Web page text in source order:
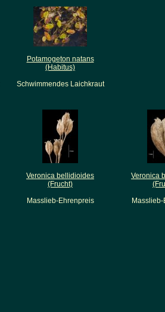
Potamogeton natans
(Habitus)
Schwimmendes Laichkraut
Veronica bellidioides
(Frucht)
Masslieb-Ehrenpreis
Veronica